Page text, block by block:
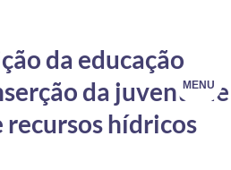
Direitos Humanos
MENU
da educação
da juventude
recursos hídricos